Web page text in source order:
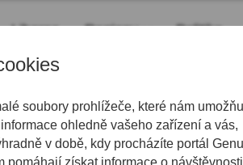
soubory prohlížeče, které nám
ohledně vašeho zařízení a vás,
v době, kdy procházíte portál
pomáhají získat informace o
Liberec Regiony Politika
a bižuterie v
Jana Exnara, je